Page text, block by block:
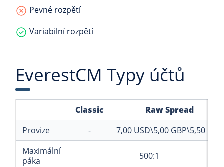
Pevné rozpětí
Variabilní rozpětí
EverestCM Typy účtů
Classic
Raw Spread
Provize
- 7,00 USD\5,00 GBP\5,50 EUR
Maximální
páka
500:1